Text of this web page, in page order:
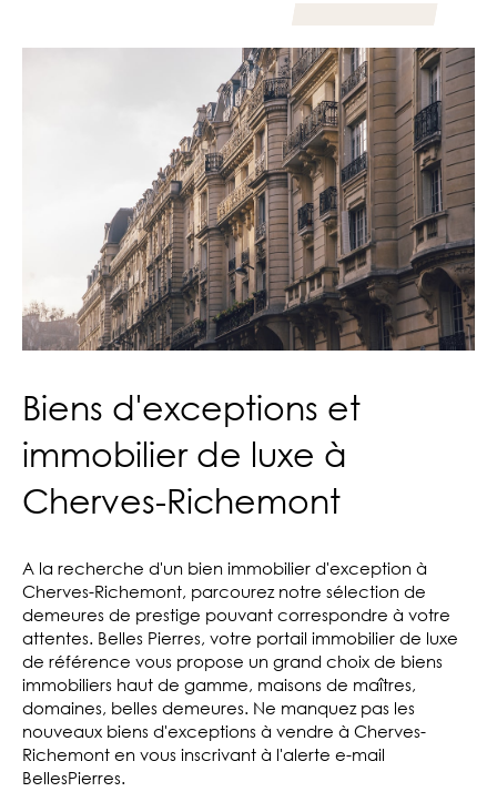
Biens d'exceptions et
immobilier de luxe à
Cherves-Richemont
A la recherche d'un bien immobilier d'exception à
Cherves-Richemont, parcourez notre sélection de
demeures de prestige pouvant correspondre à votre
attentes. Belles Pierres, votre portail immobilier de luxe
de référence vous propose un grand choix de biens
immobiliers haut de gamme, maisons de maîtres,
domaines, belles demeures. Ne manquez pas les
nouveaux biens d'exceptions à vendre à Cherves-
Richemont en vous inscrivant à l'alerte e-mail
BellesPierres.